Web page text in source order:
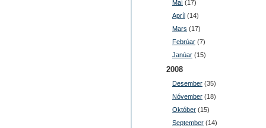
Maí (17)
Apríl (14)
Mars (17)
Febrúar (7)
Janúar (15)
2008
Desember (35)
Nóvember (18)
Október (15)
September (14)